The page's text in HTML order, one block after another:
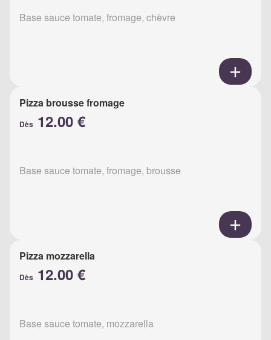
Base sauce tomate, fromage, chèvre
Pizza brousse fromage
Dès 12.00 €
Base sauce tomate, fromage, brousse
Pizza mozzarella
Dès 12.00 €
Base sauce tomate, mozzarella